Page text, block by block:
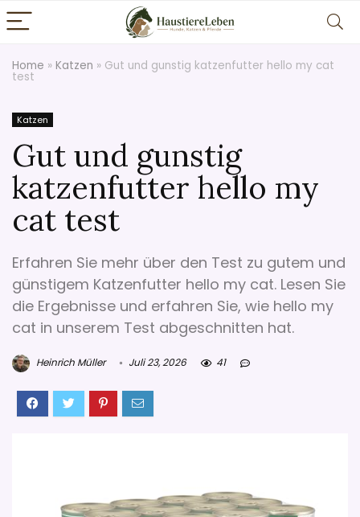
Home » Katzen » Gut und gunstig katzenfutter hello my cat
test
Katzen
Gut und gunstig
katzenfutter hello my
cat test
Erfahren Sie mehr über den Test zu gutem und
günstigem Katzenfutter hello my cat. Lesen Sie
die Ergebnisse und erfahren Sie, wie hello my
cat in unserem Test abgeschnitten hat.
Heinrich Müller Juli 23, 2026 41